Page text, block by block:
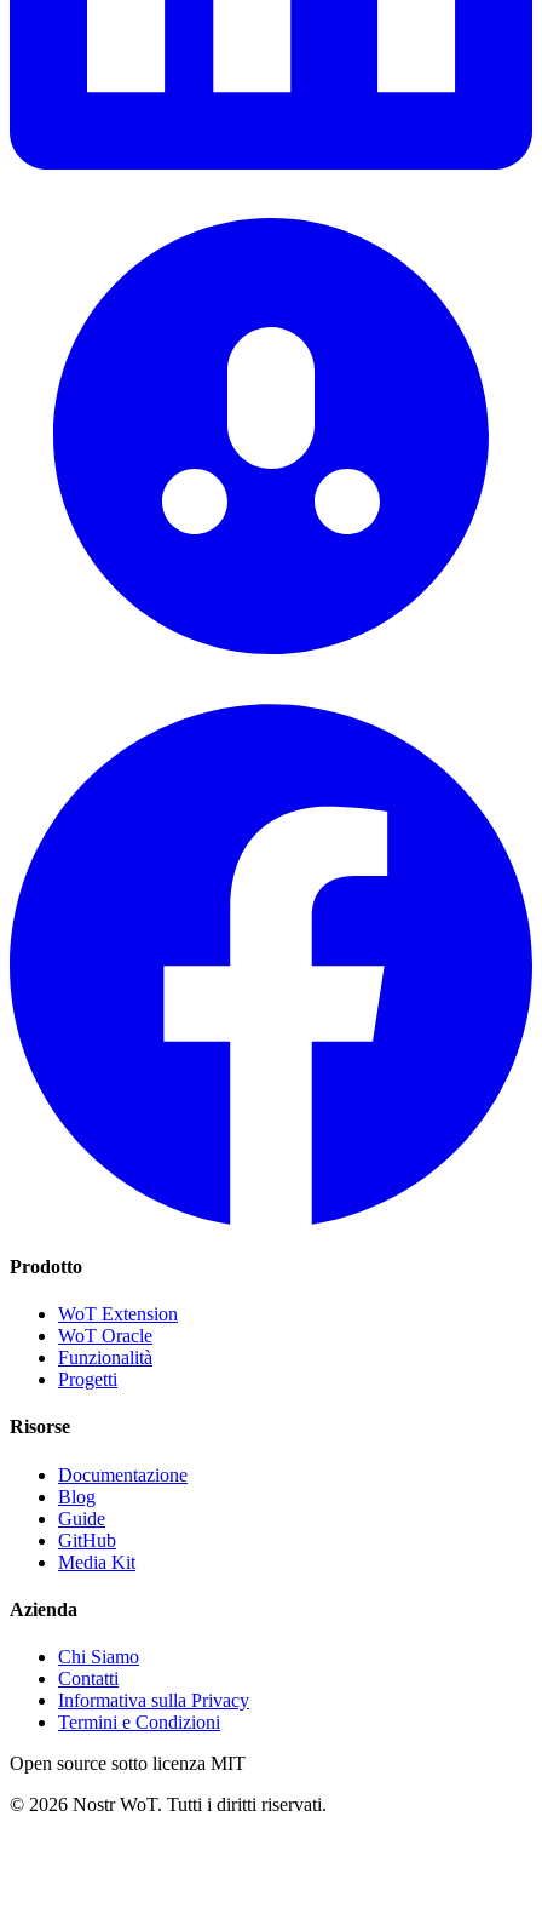
Prodotto
WoT Extension
WoT Oracle
Funzionalità
Progetti
Risorse
Documentazione
Blog
Guide
GitHub
Media Kit
Azienda
Chi Siamo
Contatti
Informativa sulla Privacy
Termini e Condizioni
Open source sotto licenza MIT
© 2026 Nostr WoT. Tutti i diritti riservati.